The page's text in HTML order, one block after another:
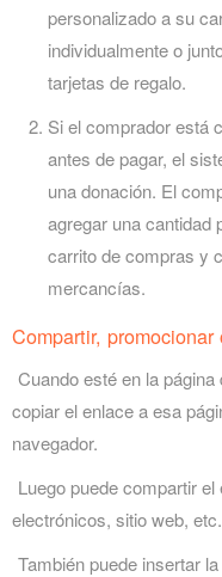
personalizado a su
individualmente o
tarjetas de regalo.
Si el comprador está
antes de pagar, el
una donación. El
agregar una cantidad
carrito de compras y
mercancías.
Compartir,
Cuando esté en la
copiar el enlace a esa
navegador.
Luego puede compartir
electrónicos, sitio web, etc.
También puede insertar